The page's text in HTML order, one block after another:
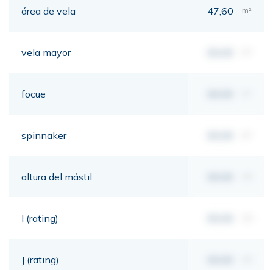
área de vela 47,60 m²
vela mayor
focue
spinnaker
altura del mástil
I (rating)
J (rating)